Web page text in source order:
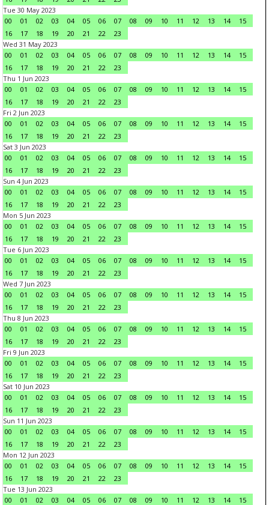
Tue 30 May 2023
00
01 02 03 04 05 06 07 08 09 10 11 12 13 14
15
16
17 18 19 20 21 22
23
Wed 31 May 2023
00
01 02 03 04 05 06 07 08 09 10 11 12 13 14
15
16
17 18 19 20 21 22
23
Thu 1 Jun 2023
00
01 02 03 04 05 06 07 08 09 10 11 12 13 14
15
16
17 18 19 20 21 22
23
Fri 2 Jun 2023
00
01 02 03 04 05 06 07 08 09 10 11 12 13 14
15
16
17 18 19 20 21 22
23
Sat 3 Jun 2023
00
01 02 03 04 05 06 07 08 09 10 11 12 13 14
15
16
17 18 19 20 21 22
23
Sun 4 Jun 2023
00
01 02 03 04 05 06 07 08 09 10 11 12 13 14
15
16
17 18 19 20 21 22
23
Mon 5 Jun 2023
00
01 02 03 04 05 06 07 08 09 10 11 12 13 14
15
16
17 18 19 20 21 22
23
Tue 6 Jun 2023
00
01 02 03 04 05 06 07 08 09 10 11 12 13 14
15
16
17 18 19 20 21 22
23
Wed 7 Jun 2023
00
01 02 03 04 05 06 07 08 09 10 11 12 13 14
15
16
17 18 19 20 21 22
23
Thu 8 Jun 2023
00
01 02 03 04 05 06 07 08 09 10 11 12 13 14
15
16
17 18 19 20 21 22
23
Fri 9 Jun 2023
00
01 02 03 04 05 06 07 08 09 10 11 12 13 14
15
16
17 18 19 20 21 22
23
Sat 10 Jun 2023
00
01 02 03 04 05 06 07 08 09 10 11 12 13 14
15
16
17 18 19 20 21 22
23
Sun 11 Jun 2023
00
01 02 03 04 05 06 07 08 09 10 11 12 13 14
15
16
17 18 19 20 21 22
23
Mon 12 Jun 2023
00
01 02 03 04 05 06 07 08 09 10 11 12 13 14
15
16
17 18 19 20 21 22
23
Tue 13 Jun 2023
00
01 02 03 04 05 06 07 08 09 10 11 12 13 14
15